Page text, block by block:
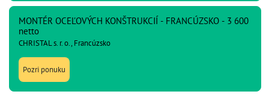
MONTÉR OCEĽOVÝCH KONŠTRUKCIÍ - FRANCÚZSKO - 3 600
netto
CHRISTAL s. r. o., Francúzsko
Pozri ponuku